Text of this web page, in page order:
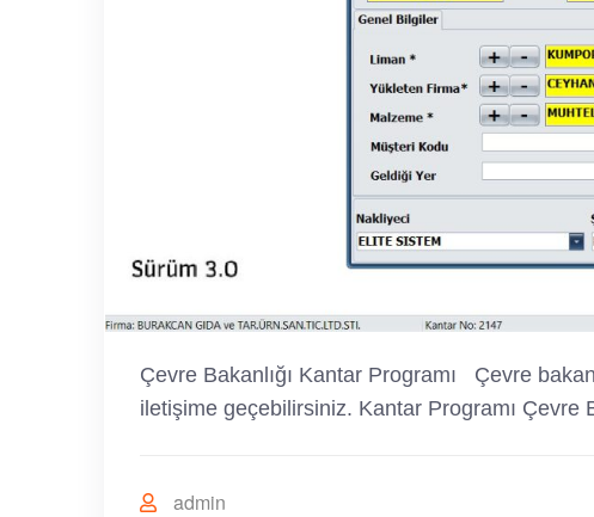
Çevre Bakanlığı Kantar Programı Çevre
iletişime geçebilirsiniz. Kantar Programı Çevre
admin